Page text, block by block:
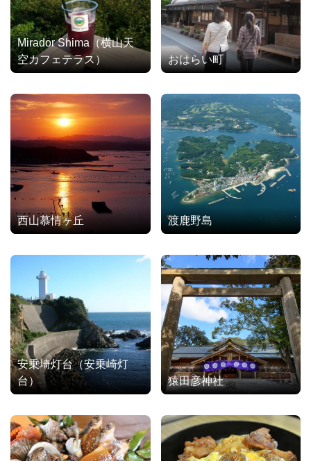
Mirador Shima（横山天
空カフェテラス）
おはらい町
西山慕情ヶ丘 渡鹿野島
安乗埼灯台（安乗崎灯
台）
猿田彦神社